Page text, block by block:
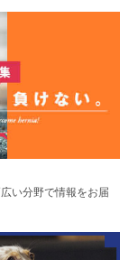
い分野で情報をお届